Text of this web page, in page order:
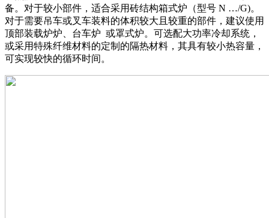
备。对于较小部件，适合采用砖结构箱式炉（型号 N …/G)。
对于需要吊车或叉车装料的体积较大且较重的部件，建议使用
顶部装载炉炉、台车炉 或罩式炉。可选配大功率冷却系统，
或采用特殊纤维材料的定制的隔热材料，其具有较小热容量，
可实现较快的循环时间。